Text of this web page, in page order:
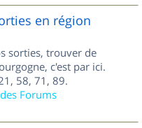
en région
sorties, trouver de
c'est par ici.
58, 71, 89.
Forums